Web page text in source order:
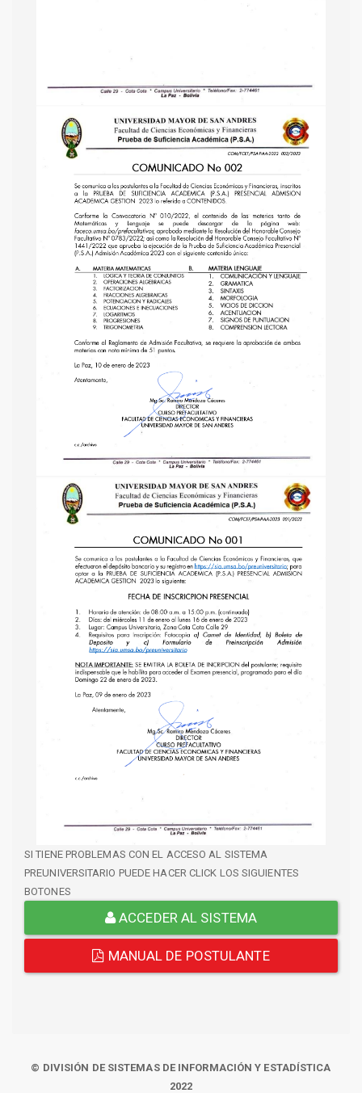
SI TIENE PROBLEMAS CON EL ACCESO AL SISTEMA
PREUNIVERSITARIO PUEDE HACER CLICK LOS SIGUIENTES
BOTONES
ACCEDER AL SISTEMA
MANUAL DE POSTULANTE
© DIVISIÓN DE SISTEMAS DE INFORMACIÓN Y ESTADÍSTICA
2022